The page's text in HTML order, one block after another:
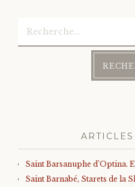
Saint Barsanuphe d’Optina.
Saint Barnabé, Starets de la